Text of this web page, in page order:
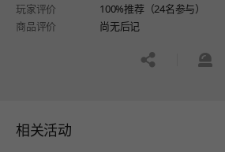
玩家评价
100%推荐（24名参与）
商品评价
尚无后记
공유하기
신
相关活动